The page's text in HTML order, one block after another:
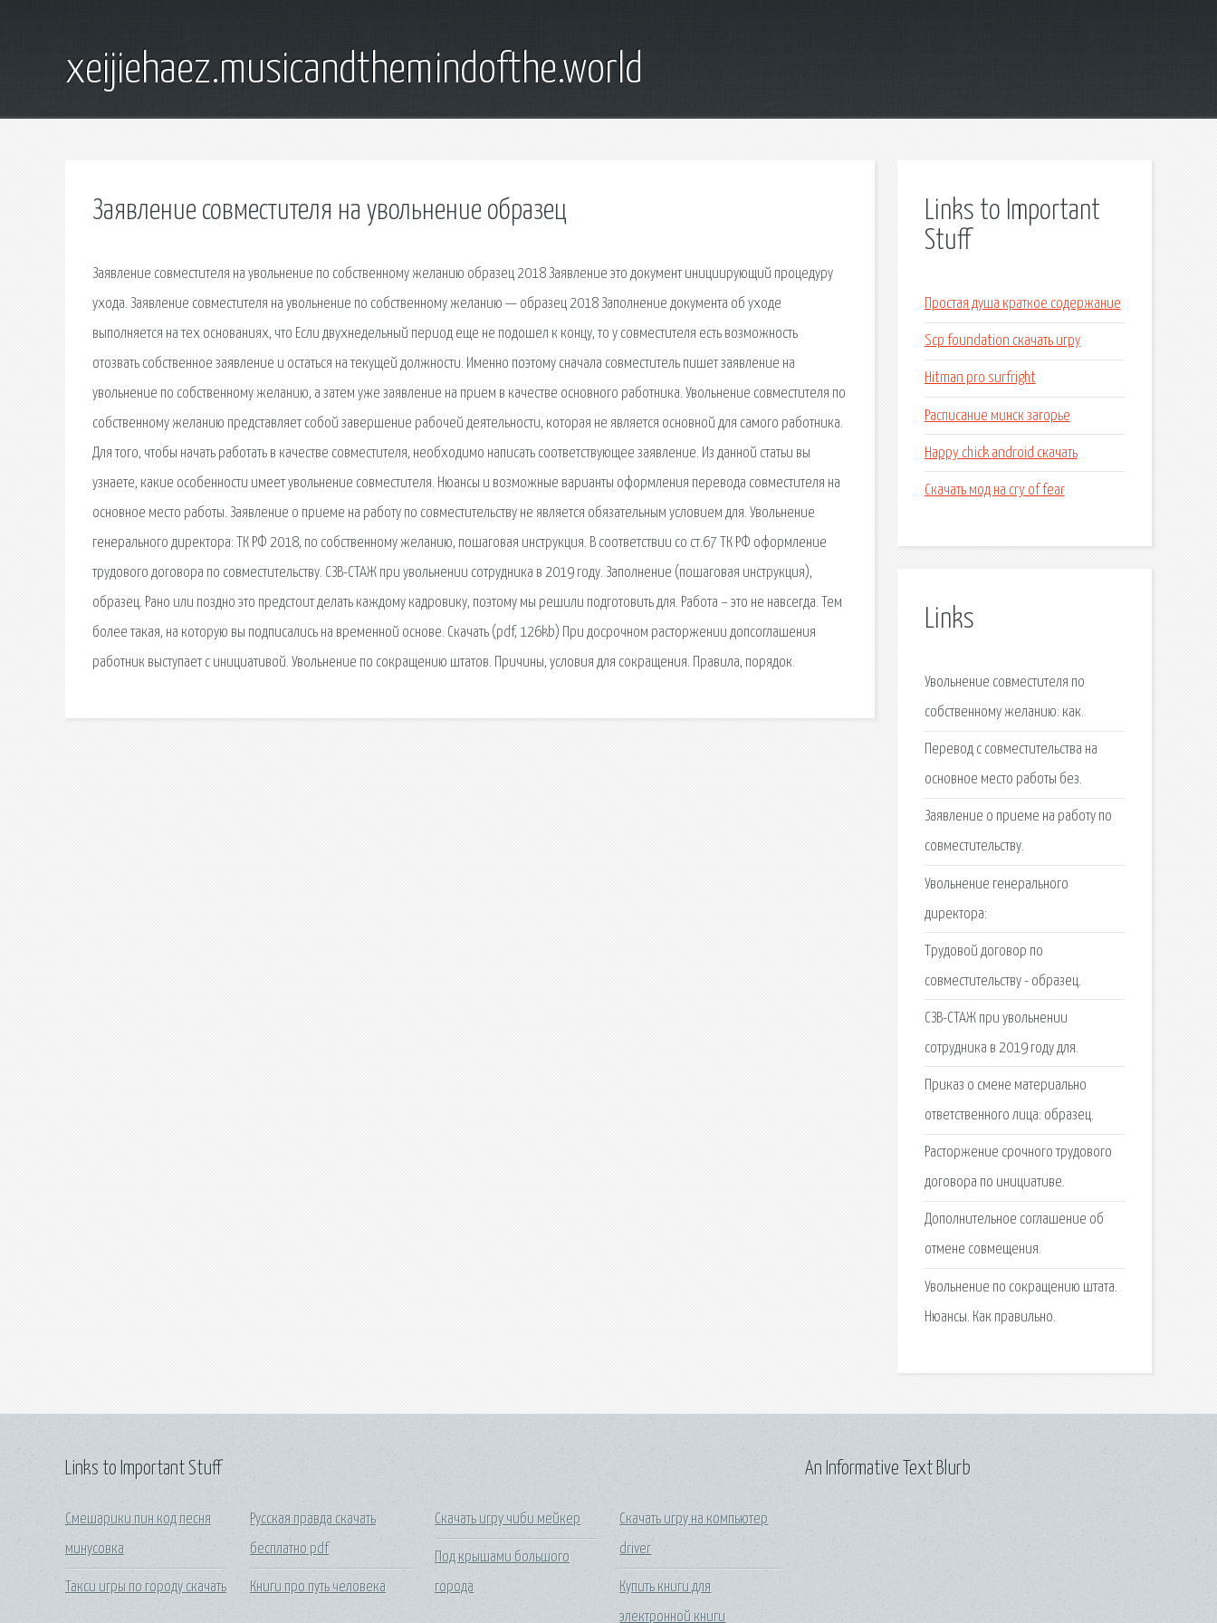
xeijiehaez.musicandthemindofthe.world
Заявление совместителя на увольнение образец
Заявление совместителя на увольнение по собственному желанию образец 2018 Заявление это документ инициирующий процедуру
ухода. Заявление совместителя на увольнение по собственному желанию — образец 2018 Заполнение документа об уходе
выполняется на тех основаниях, что Если двухнедельный период еще не подошел к концу, то у совместителя есть возможность
отозвать собственное заявление и остаться на текущей должности. Именно поэтому сначала совместитель пишет заявление на
увольнение по собственному желанию, а затем уже заявление на прием в качестве основного работника. Увольнение совместителя по
собственному желанию представляет собой завершение рабочей деятельности, которая не является основной для самого работника.
Для того, чтобы начать работать в качестве совместителя, необходимо написать соответствующее заявление. Из данной статьи вы
узнаете, какие особенности имеет увольнение совместителя. Нюансы и возможные варианты оформления перевода совместителя на
основное место работы. Заявление о приеме на работу по совместительству не является обязательным условием для. Увольнение
генерального директора: ТК РФ 2018, по собственному желанию, пошаговая инструкция. В соответствии со ст.67 ТК РФ оформление
трудового договора по совместительству. СЗВ-СТАЖ при увольнении сотрудника в 2019 году. Заполнение (пошаговая инструкция),
образец. Рано или поздно это предстоит делать каждому кадровику, поэтому мы решили подготовить для. Работа – это не навсегда. Тем
более такая, на которую вы подписались на временной основе. Скачать (pdf, 126kb) При досрочном расторжении допсоглашения
работник выступает с инициативой. Увольнение по сокращению штатов. Причины, условия для сокращения. Правила, порядок.
Links to Important
Stuff
Простая душа краткое содержание
Scp foundation скачать игру
Hitman pro surfright
Расписание минск загорье
Happy chick android скачать
Скачать мод на cry of fear
Links
Увольнение совместителя по
собственному желанию: как.
Перевод с совместительства на
основное место работы без.
Заявление о приеме на работу по
совместительству.
Увольнение генерального
директора:
Трудовой договор по
совместительству - образец.
СЗВ-СТАЖ при увольнении
сотрудника в 2019 году для.
Приказ о смене материально
ответственного лица: образец.
Расторжение срочного трудового
договора по инициативе.
Дополнительное соглашение об
отмене совмещения.
Увольнение по сокращению штата.
Нюансы. Как правильно.
Links to Important Stuff
Смешарики пин код песня
минусовка
Такси игры по городу скачать
Русская правда скачать
бесплатно pdf
Книги про путь человека
Скачать игру чиби мейкер
Под крышами большого
города
Скачать игру на компьютер
driver
Купить книги для
электронной книги
An Informative Text Blurb